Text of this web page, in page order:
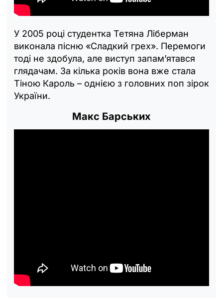
У 2005 році студентка Тетяна Ліберман
виконала пісню «Сладкий грех». Перемоги
тоді не здобула, але виступ запам’ятався
глядачам. За кілька років вона вже стала
Тіною Кароль – однією з головних поп зірок
України.
Макс Барських